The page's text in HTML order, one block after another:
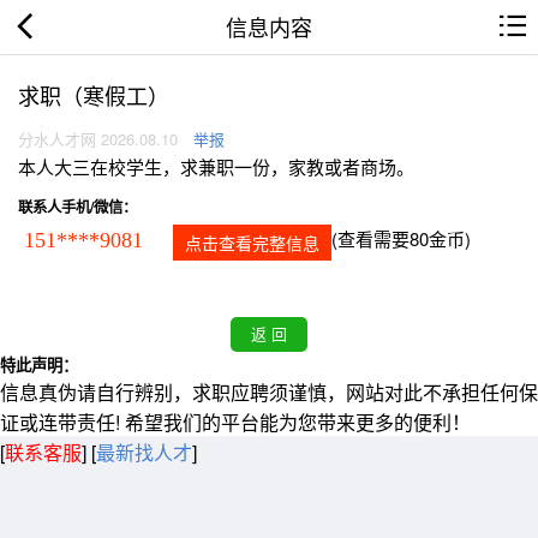
信息内容
求职（寒假工）
分水人才网 2026.08.10 举报
本人大三在校学生，求兼职一份，家教或者商场。
联系人手机/微信：
151****9081 点击查看完整信息 (查看需要80金币)
特此声明：
信息真伪请自行辨别，求职应聘须谨慎，网站对此不承担任何保
证或连带责任! 希望我们的平台能为您带来更多的便利！
[联系客服] [最新找人才]